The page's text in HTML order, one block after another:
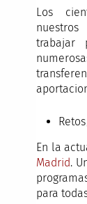
Los
trabajar
En la
Madrid.
para